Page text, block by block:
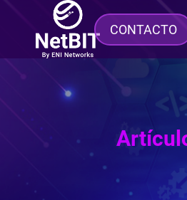
CONTACTO